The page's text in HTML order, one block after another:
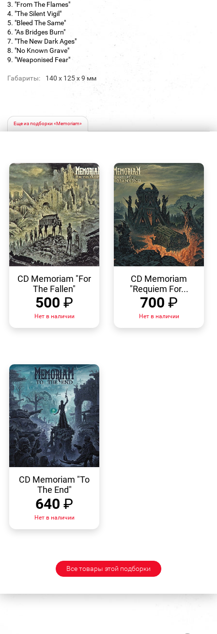
3. "From The Flames"
4. "The Silent Vigil"
5. "Bleed The Same"
6. "As Bridges Burn"
7. "The New Dark Ages"
8. "No Known Grave"
9. "Weaponised Fear"
Габариты: 140 х 125 х 9 мм
Еще из подборки «Memoriam»
ПРОСМОТР
CD Memoriam "For
The Fallen"
500 ₽
Нет в наличии
ПРОСМОТР
CD Memoriam
"Requiem For...
700 ₽
Нет в наличии
ПРОСМОТР
CD Memoriam "To
The End"
640 ₽
Нет в наличии
Все товары этой подборки